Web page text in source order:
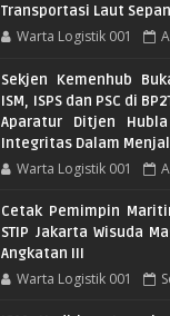
Transportasi Laut
Warta Logistik 001
Sekjen Kemenhub
ISM, ISPS dan PSC di
Aparatur Ditjen Hubla
Integritas Dalam
Warta Logistik 001
Cetak Pemimpin
STIP Jakarta Wisuda
Angkatan III
Warta Logistik 001